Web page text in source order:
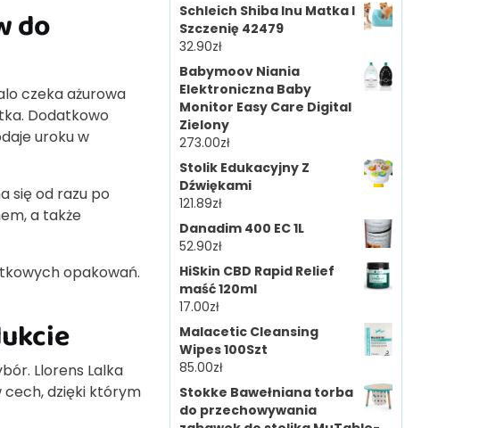
do
czeka ażurowa
Dodatkowo
uroku w
się od razu po
a także
opakowań.
Llorens Lalka
cech, dzięki którym
Schleich Shiba Inu Matka I
Szczenię 42479
32.90zł
Babymoov Niania
Elektroniczna Baby
Monitor Easy Care Digital
Zielony
273.00zł
Stolik Edukacyjny Z
Dźwiękami
121.89zł
Danadim 400 EC 1L
52.90zł
HiSkin CBD Rapid Relief
maść 120ml
17.00zł
Malacetic Cleansing
Wipes 100Szt
85.00zł
Stokke Bawełniana torba
do przechowywania